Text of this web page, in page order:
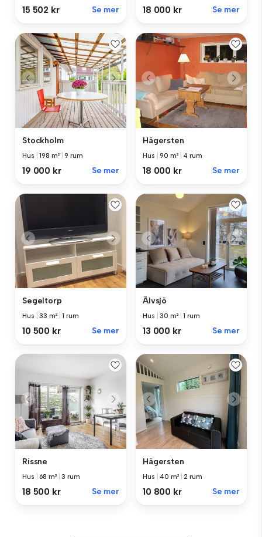
15 502 kr Se mer 18 000 kr Se mer
Stockholm
Hus |198 m² |9 rum
19 000 kr Se mer
Hägersten
Hus |90 m² 4 rum
18 000 kr Se mer
Segeltorp
Hus |33 m² |1 rum
10 500 kr Se mer
Älvsjö
Hus |30 m² |1 rum
13 000 kr Se mer
Rissne
Hus 68 m² |3 rum
18 500 kr Se mer
Hägersten
Hus 40 m² 2 rum
10 800 kr Se mer